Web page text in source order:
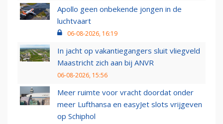
Apollo geen onbekende jongen in de
luchtvaart
06-08-2026, 16:19
In jacht op vakantiegangers sluit vliegveld
Maastricht zich aan bij ANVR
06-08-2026, 15:56
Meer ruimte voor vracht doordat onder
meer Lufthansa en easyJet slots vrijgeven
op Schiphol